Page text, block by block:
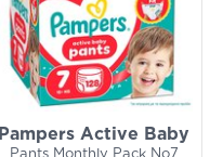
Pampers Active Baby